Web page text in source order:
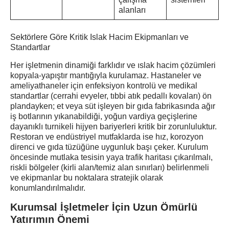
alanları
Sektörlere Göre Kritik Islak Hacim Ekipmanları ve
Standartlar
Her işletmenin dinamiği farklıdır ve ıslak hacim çözümleri
kopyala-yapıştır mantığıyla kurulamaz. Hastaneler ve
ameliyathaneler için enfeksiyon kontrolü ve medikal
standartlar (cerrahi evyeler, tıbbi atık pedallı kovaları) ön
plandayken; et veya süt işleyen bir gıda fabrikasında ağır
iş botlarının yıkanabildiği, yoğun vardiya geçişlerine
dayanıklı turnikeli hijyen bariyerleri kritik bir zorunluluktur.
Restoran ve endüstriyel mutfaklarda ise hız, korozyon
direnci ve gıda tüzüğüne uygunluk başı çeker. Kurulum
öncesinde mutlaka tesisin yaya trafik haritası çıkarılmalı,
riskli bölgeler (kirli alan/temiz alan sınırları) belirlenmeli
ve ekipmanlar bu noktalara stratejik olarak
konumlandırılmalıdır.
Kurumsal İşletmeler İçin Uzun Ömürlü
Yatırımın Önemi